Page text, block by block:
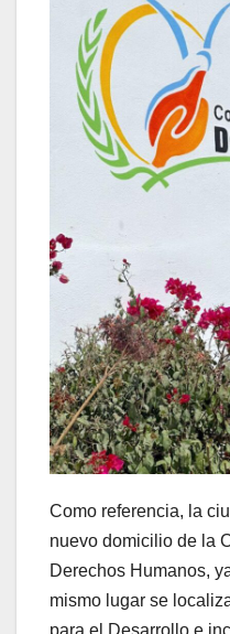
Como referencia, la
nuevo domicilio de la
Derechos Humanos,
mismo lugar se
para el Desarrollo e